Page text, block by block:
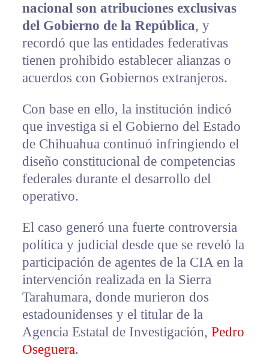
nacional son atribuciones exclusivas
del Gobierno de la República, y
recordó que las entidades federativas
tienen prohibido establecer alianzas o
acuerdos con Gobiernos extranjeros.
Con base en ello, la institución indicó
que investiga si el Gobierno del Estado
de Chihuahua continuó infringiendo el
diseño constitucional de competencias
federales durante el desarrollo del
operativo.
El caso generó una fuerte controversia
política y judicial desde que se reveló la
participación de agentes de la CIA en la
intervención realizada en la Sierra
Tarahumara, donde murieron dos
estadounidenses y el titular de la
Agencia Estatal de Investigación, Pedro
Oseguera.